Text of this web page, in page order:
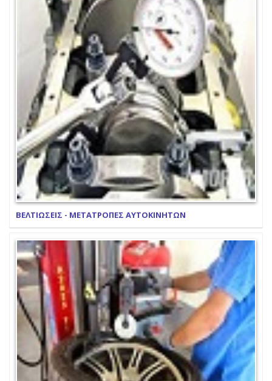
ΒΕΛΤΙΩΣΕΙΣ - ΜΕΤΑΤΡΟΠΕΣ ΑΥΤΟΚΙΝΗΤΩΝ